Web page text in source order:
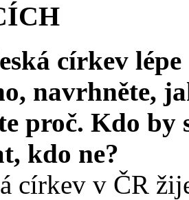
církev
navrhněte,
proč. Kdo by
kdo ne?
církev v ČR